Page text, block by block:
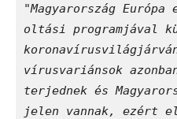
"Magyarország Európa
oltási programjával
vírusvariánsok
terjednek és
jelen vannak, ezért